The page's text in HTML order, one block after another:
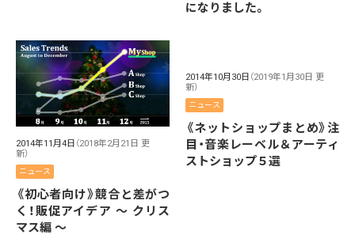
になりました。
2014年11月4日 （2018年2月21日 更
新）
ニュース
《初心者向け》競合と差がつ
く！販促アイデア 〜 クリス
マス編 〜
2014年10月30日 （2019年1月30日 更
新）
ニュース
《ネットショップまとめ》注
目・音楽レーベル＆アーティ
ストショップ５選